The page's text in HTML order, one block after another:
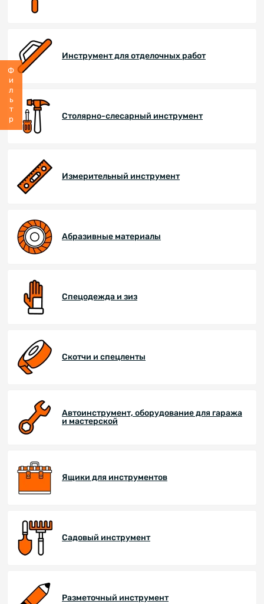
Фильтр
Инструмент для отделочных работ
Столярно-слесарный инструмент
Измерительный инструмент
Абразивные материалы
Спецодежда и зиз
Скотчи и спецленты
Автоинструмент, оборудование для гаража
и мастерской
Ящики для инструментов
Садовый инструмент
Разметочный инструмент